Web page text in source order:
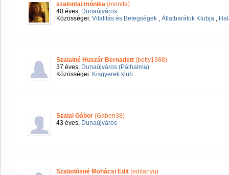
szalontai mónika (monita)
40 éves, Dunaújváros
Közösségei: Vitalitás és Betegségek , Állatbarátok Klubja ,
Szalainé Huszár Bernadett (betty1988)
37 éves, Dunaújváros (Pálhalma)
Közösségei: Kisgyerek klub.
Szalai Gábor (Gaben38)
43 éves, Dunaújváros
Szaladósné Mohácsi Edit (editanyu)